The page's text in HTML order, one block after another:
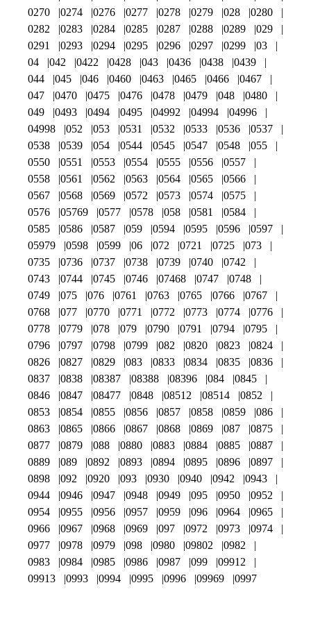
0270
0274 0276 0277 0278 0279 028
0280
0282
0283 0284 0285 0287 0288 0289
029
0291
0293 0294 0295 0296 0297 0299
03
04
042 0422 0428 043 0436 0438
0439
044
045 046 0460 0463 0465 0466
0467
047
0470 0475 0476 0478 0479 048
0480
049
0493 0494 0495 04992 04994
04996
04998
052 053 0531 0532 0533 0536
0537
0538
0539 054 0544 0545 0547 0548
055
0550
0551 0553 0554 0555 0556
0557
0558
0561 0562 0563 0564 0565
0566
0567
0568 0569 0572 0573 0574
0575
0576
05769 0577 0578 058 0581
0584
0585
0586 0587 059 0594 0595 0596
0597
05979
0598 0599 06 072 0721 0725
073
0735
0736 0737 0738 0739 0740
0742
0743
0744 0745 0746 07468 0747
0748
0749
075 076 0761 0763 0765 0766
0767
0768
077 0770 0771 0772 0773 0774
0776
0778
0779 078 079 0790 0791 0794
0795
0796
0797 0798 0799 082 0820 0823
0824
0826
0827 0829 083 0833 0834 0835
0836
0837
0838 08387 08388 08396 084
0845
0846
0847 08477 0848 08512 08514
0852
0853
0854 0855 0856 0857 0858 0859
086
0863
0865 0866 0867 0868 0869 087
0875
0877
0879 088 0880 0883 0884 0885
0887
0889
089 0892 0893 0894 0895 0896
0897
0898
092 0920 093 0930 0940 0942
0943
0944
0946 0947 0948 0949 095 0950
0952
0954
0955 0956 0957 0959 096 0964
0965
0966
0967 0968 0969 097 0972 0973
0974
0977
0978 0979 098 0980 09802
0982
0983
0984 0985 0986 0987 099
09912
09913
0993 0994 0995 0996 09969 0997